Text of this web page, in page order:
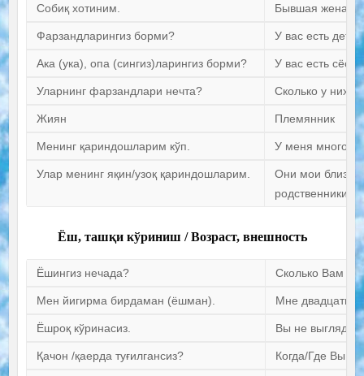
Собиқ хотиним. Бывшая жена.
Фарзандларингиз борми? У вас есть дети?
Ака (ука), опа (сингиз)ларингиз борми? У вас есть
Уларнинг фарзандлари нечта? Сколько у них
Жиян Племянник
Менинг қариндошларим кўп. У меня много
Улар менинг яқин/узоқ қариндошларим.
Они мои
родственники.
Ёш, ташқи кўриниш / Возраст, внешность
Ёшингиз нечада? Сколько Вам
Мен йигирма бирдаман (ёшман). Мне двадцать
Ёшроқ кўринасиз. Вы не
Қачон /қаерда туғилгансиз? Когда/Где Вы